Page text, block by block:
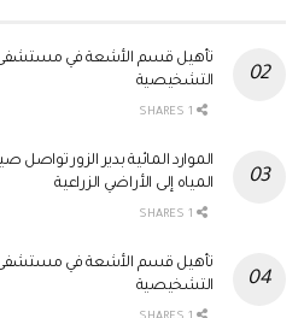
تأهيل قسم الأشعة في مستشفى
التشخيصية
الموارد المائية بدير الزور
المياه إلى الأراضي الزراعية
تأهيل قسم الأشعة في مستشفى
التشخيصية